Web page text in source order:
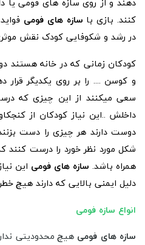
کنند. بازی با سازه های فومی
در رشد و شکوفایی کودک نقش
کودکان زمانی که در خانه هستند
و کوسن .... را بر روی یکدیگر
سعی میکنند از این چیزی که
داخلش ..این نیاز کودکان از
دوست دارند هر چیزی را دست
شکل مورد نظر خورد را درست کنند
همراه باشد. سازه های فومی این
دلیل ایمنی بالایی که دارند هیچ
انواع سازه فومی
سازه های فومی هیچ محدودیتی